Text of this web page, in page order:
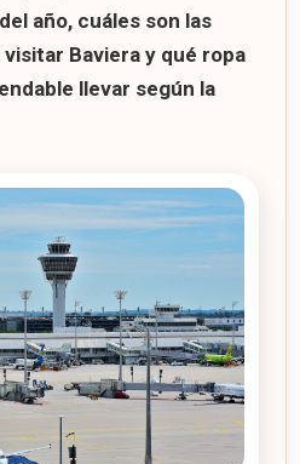
año, cuáles son las
Baviera y qué ropa
llevar según la